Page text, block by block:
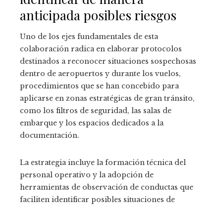
anticipada posibles riesgos
Uno de los ejes fundamentales de esta
colaboración radica en elaborar protocolos
destinados a reconocer situaciones sospechosas
dentro de aeropuertos y durante los vuelos,
procedimientos que se han concebido para
aplicarse en zonas estratégicas de gran tránsito,
como los filtros de seguridad, las salas de
embarque y los espacios dedicados a la
documentación.
La estrategia incluye la formación técnica del
personal operativo y la adopción de
herramientas de observación de conductas que
faciliten identificar posibles situaciones de